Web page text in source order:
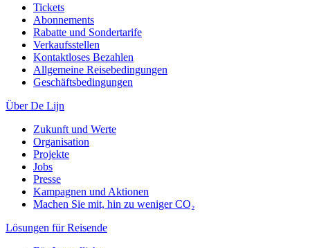
Tickets
Abonnements
Rabatte und Sondertarife
Verkaufsstellen
Kontaktloses Bezahlen
Allgemeine Reisebedingungen
Geschäftsbedingungen
Über De Lijn
Zukunft und Werte
Organisation
Projekte
Jobs
Presse
Kampagnen und Aktionen
Machen Sie mit, hin zu weniger CO₂
Lösungen für Reisende